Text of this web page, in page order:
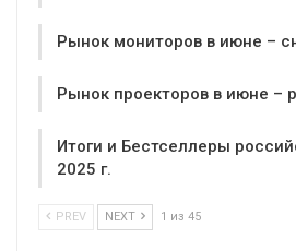
Рынок мониторов в июне –
Рынок проекторов в июне –
Итоги и Бестселлеры
2025 г.
PREV NEXT 1 из 45